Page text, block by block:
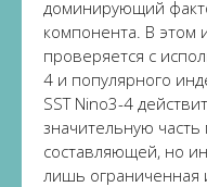
доминирующий
компонента. В этом
проверяется с
4 и популярного
SST Nino3-4
значительную
составляющей, но
лишь ограниченная